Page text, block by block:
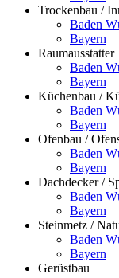
Trockenbau /
Baden
Bayern
Raumausstatter
Baden
Bayern
Küchenbau /
Baden
Bayern
Ofenbau /
Baden
Bayern
Dachdecker /
Baden
Bayern
Steinmetz /
Baden
Bayern
Gerüstbau